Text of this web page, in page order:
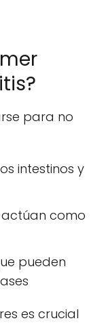
para no
intestinos y
como
pueden
es crucial